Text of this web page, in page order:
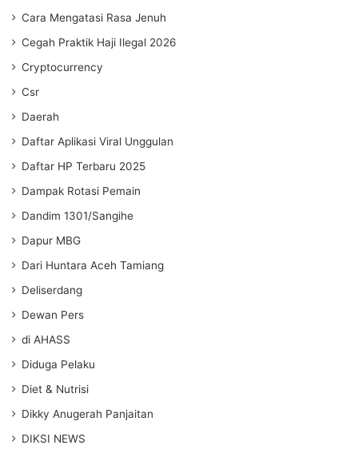
Cara Mengatasi Rasa Jenuh
Cegah Praktik Haji Ilegal 2026
Cryptocurrency
Csr
Daerah
Daftar Aplikasi Viral Unggulan
Daftar HP Terbaru 2025
Dampak Rotasi Pemain
Dandim 1301/Sangihe
Dapur MBG
Dari Huntara Aceh Tamiang
Deliserdang
Dewan Pers
di AHASS
Diduga Pelaku
Diet & Nutrisi
Dikky Anugerah Panjaitan
DIKSI NEWS